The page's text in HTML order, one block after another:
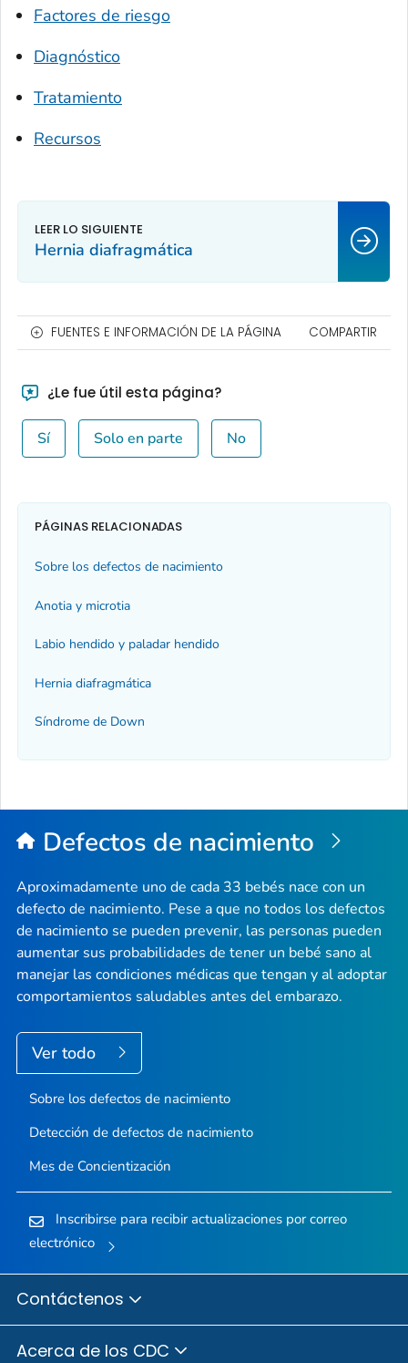
Factores de riesgo
Diagnóstico
Tratamiento
Recursos
Hernia diafragmática
FUENTES E INFORMACIÓN DE LA PÁGINA COMPARTIR
¿Le fue útil esta página?
Sí Solo en parte No
PÁGINAS RELACIONADAS
Sobre los defectos de nacimiento
Anotia y microtia
Labio hendido y paladar hendido
Hernia diafragmática
Síndrome de Down
Defectos de nacimiento
Aproximadamente uno de cada 33 bebés nace con un
defecto de nacimiento. Pese a que no todos los defectos
de nacimiento se pueden prevenir, las personas pueden
aumentar sus probabilidades de tener un bebé sano al
manejar las condiciones médicas que tengan y al adoptar
comportamientos saludables antes del embarazo.
Ver todo
Sobre los defectos de nacimiento
Detección de defectos de nacimiento
Mes de Concientización
Inscribirse para recibir actualizaciones por correo
electrónico
Contáctenos
Acerca de los CDC